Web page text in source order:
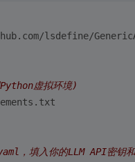
lsdefine/
虚拟环境)
，填入你的LLM API密钥